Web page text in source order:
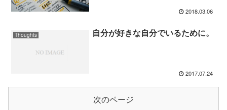
2018.03.06
Thoughts 自分が好きな自分でいるために。
2017.07.24
次のページ